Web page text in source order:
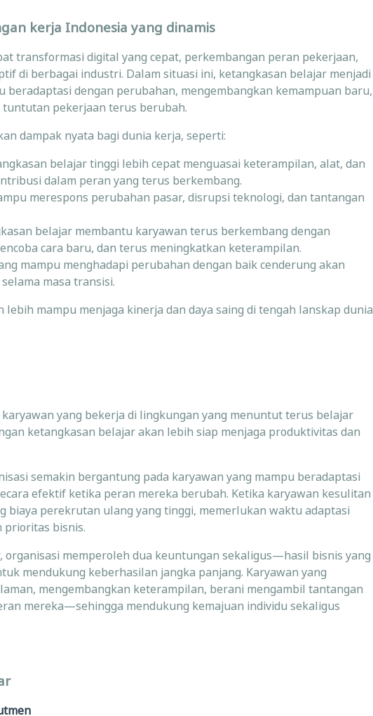
kerja Indonesia yang dinamis
transformasi digital yang cepat, perkembangan peran pekerjaan,
di berbagai industri. Dalam situasi ini, ketangkasan belajar menjadi
dengan perubahan, mengembangkan kemampuan baru,
pekerjaan terus berubah.
dampak nyata bagi dunia kerja, seperti:
belajar tinggi lebih cepat menguasai keterampilan, alat, dan
dalam peran yang terus berkembang.
merespons perubahan pasar, disrupsi teknologi, dan tantangan
belajar membantu karyawan terus berkembang dengan
cara baru, dan terus meningkatkan keterampilan.
mampu menghadapi perubahan dengan baik cenderung akan
masa transisi.
mampu menjaga kinerja dan daya saing di tengah lanskap dunia
yang bekerja di lingkungan yang menuntut terus belajar
ketangkasan belajar akan lebih siap menjaga produktivitas dan
semakin bergantung pada karyawan yang mampu beradaptasi
efektif ketika peran mereka berubah. Ketika karyawan kesulitan
biaya perekrutan ulang yang tinggi, memerlukan waktu adaptasi
prioritas bisnis.
memperoleh dua keuntungan sekaligus—hasil bisnis yang
mendukung keberhasilan jangka panjang. Karyawan yang
mengembangkan keterampilan, berani mengambil tantangan
mereka—sehingga mendukung kemajuan individu sekaligus